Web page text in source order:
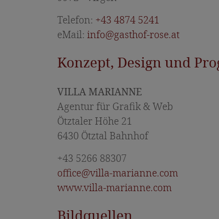
Telefon: +43 4874 5241
eMail: info@gasthof-rose.at
Konzept, Design und
VILLA MARIANNE
Agentur für Grafik & Web
Ötztaler Höhe 21
6430 Ötztal Bahnhof
+43 5266 88307
office@villa-marianne.com
www.villa-marianne.com
Bildquellen